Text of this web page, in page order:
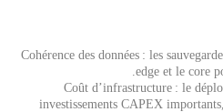
Cohérence des données : les
edge et le core
Coût d’infrastructure : le
investissements CAPEX